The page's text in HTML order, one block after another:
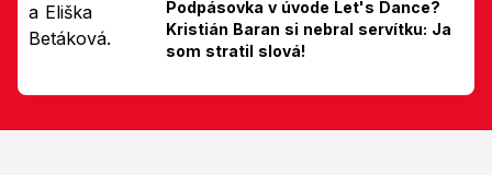
Podpásovka v úvode Let's Dance?
Kristián Baran si nebral servítku: Ja
som stratil slová!